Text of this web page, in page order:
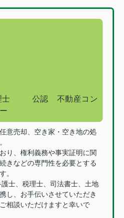
士
公認 不動産コン
意売却、空き家・空き地の処
り、権利義務や事実証明に関
きなどの専門性を必要とする
。
士、税理士、司法書士、土地
し、お手伝いさせていただき
相談いただけますと幸いで